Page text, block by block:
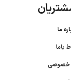
باما
خصوصی